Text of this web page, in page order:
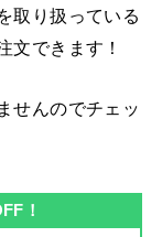
取り扱っている
文できます！
せんのでチェッ
！